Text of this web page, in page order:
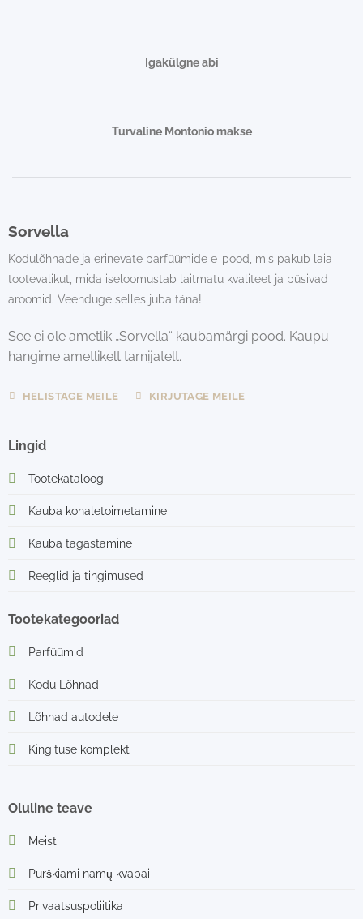
Igakülgne abi
Turvaline Montonio makse
Sorvella
Kodulõhnade ja erinevate parfüümide e-pood, mis pakub laia
tootevalikut, mida iseloomustab laitmatu kvaliteet ja püsivad
aroomid. Veenduge selles juba täna!
See ei ole ametlik „Sorvella“ kaubamärgi pood. Kaupu
hangime ametlikelt tarnijatelt.
HELISTAGE MEILE KIRJUTAGE MEILE
Lingid
Tootekataloog
Kauba kohaletoimetamine
Kauba tagastamine
Reeglid ja tingimused
Tootekategooriad
Parfüümid
Kodu Lõhnad
Lõhnad autodele
Kingituse komplekt
Oluline teave
Meist
Purškiami namų kvapai
Privaatsuspoliitika